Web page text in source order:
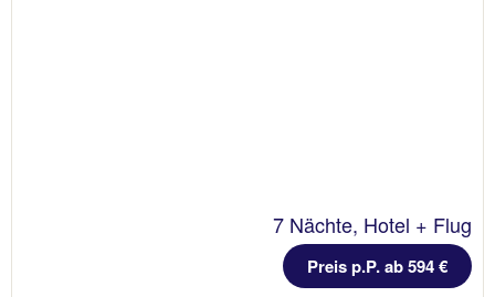
7 Nächte, Hotel + Flug
Preis p.P. ab 594 €